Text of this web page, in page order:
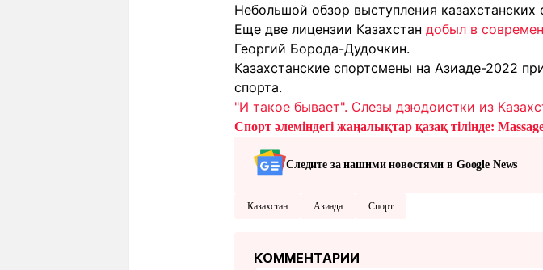
Небольшой обзор выступления
Еще две лицензии Казахстан добыл в
Георгий Борода-Дудочкин.
Казахстанские спортсмены на Азиаде-2022
спорта.
"И такое бывает". Слезы дзюдоистки из
Спорт әлеміндегі жаңалықтар қазақ тілінде:
Следите за нашими новостями в Google News
Казахстан Азиада Спорт
КОММЕНТАРИИ